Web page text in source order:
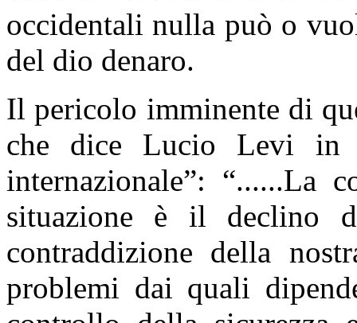
occidentali nulla può o
del dio denaro.
Il pericolo imminente di
che dice Lucio Levi in
internazionale”: “......La
situazione è il declino
contraddizione della
problemi dai quali